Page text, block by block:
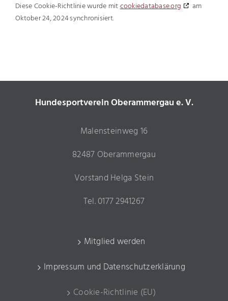
Diese Cookie-Richtlinie wurde mitcookiedatabase.org
am
Oktober 24, 2024 synchronisiert.
Hundesportverein Oberammergau e. V.
Malensteinweg 16
82487 Oberammergau
Vorstand Helga Stein
Tel. 0177 2941267
Mitglied werden
Impressum und Datenschutzerklärung
Cookie-Richtlinie (EU)